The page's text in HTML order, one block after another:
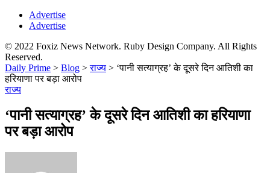
Advertise
Advertise
© 2022 Foxiz News Network. Ruby Design Company. All Rights
Reserved.
Daily Prime > Blog >राज्य > ‘पानी सत्याग्रह’ के दूसरे दिन आतिशी का
हरियाणा पर बड़ा आरोप
राज्य
‘पानी सत्याग्रह’ के दूसरे दिन आतिशी का हरियाणा
पर बड़ा आरोप